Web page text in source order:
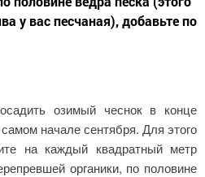
у вас песчаная), добавьте по
озимый чеснок в конце
начале сентября. Для этого
на каждый квадратный метр
органики, по половине